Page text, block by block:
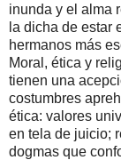
inunda y el alma
la dicha de estar
hermanos más
Moral, ética y
tienen una
costumbres
ética: valores
en tela de juicio;
dogmas que